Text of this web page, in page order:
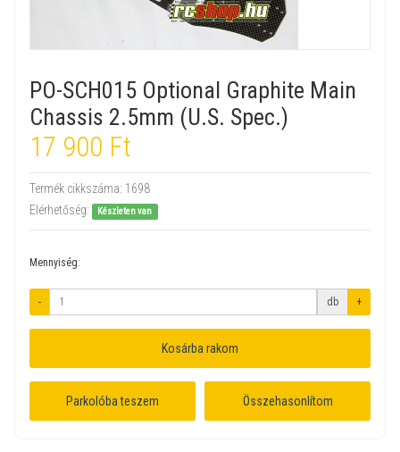
PO-SCH015 Optional Graphite Main
Chassis 2.5mm (U.S. Spec.)
17 900 Ft
Termék cikkszáma: 1698
Elérhetőség:
Készleten van
Mennyiség:
- db +
Kosárba rakom
Parkolóba teszem Összehasonlítom